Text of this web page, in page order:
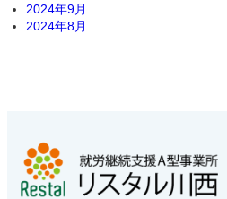
2024年9月
2024年8月